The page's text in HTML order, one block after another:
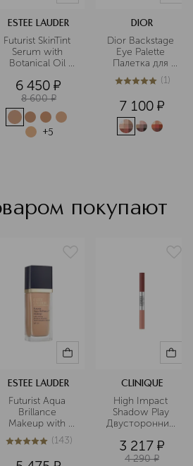
ароматы, чтобы вы
чувствовать себя красивой
Estée Lauder в каталоге ИЛЬ
БОТЭ
ESTEE LAUDER
Futurist SkinTint
Serum with
Botanical Oil
Ухаживающий
тональный
флюид
6 450 ¤
8 600 ¤
+5
DIOR
Dior Backstage
Eye Palette
Палетка для
глаз
5из 51 (1)
7 100 ¤
покупают
ESTEE LAUDER
Futurist Aqua
Brillance
Makeup with
Intense Moisture
Infusion SPF20
5из 5143 (143)
CLINIQUE
High Impact
Shadow Play
Двусторонние
карандаше
3 217 ¤
4 290 ¤